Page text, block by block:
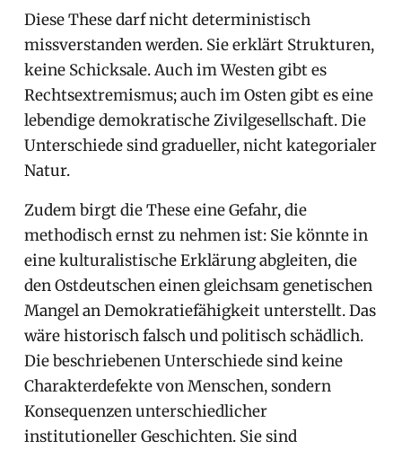
Diese These darf nicht deterministisch
missverstanden werden. Sie erklärt Strukturen,
keine Schicksale. Auch im Westen gibt es
Rechtsextremismus; auch im Osten gibt es eine
lebendige demokratische Zivilgesellschaft. Die
Unterschiede sind gradueller, nicht kategorialer
Natur.
Zudem birgt die These eine Gefahr, die
methodisch ernst zu nehmen ist: Sie könnte in
eine kulturalistische Erklärung abgleiten, die
den Ostdeutschen einen gleichsam genetischen
Mangel an Demokratiefähigkeit unterstellt. Das
wäre historisch falsch und politisch schädlich.
Die beschriebenen Unterschiede sind keine
Charakterdefekte von Menschen, sondern
Konsequenzen unterschiedlicher
institutioneller Geschichten. Sie sind